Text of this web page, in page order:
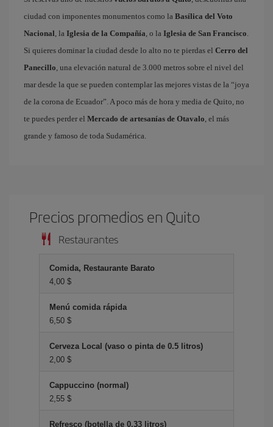
ciudad con imponentes monumentos como la Basílica del Voto
Nacional, la Iglesia de la Compañía, o la Iglesia de San Francisco.
Si quieres dominar la ciudad desde lo alto no te pierdas el Cerro del
Panecillo, una elevación natural de 3.000 metros sobre el nivel del
mar desde la que se pueden contemplar las mejores vistas de la “joya
de la corona de Ecuador”. A poco más de hora y media de Quito, no
te puedes perder el Mercado de artesanías de Otavalo, el más
grande y famoso de toda Sudamérica.
Precios promedios en Quito
Restaurantes
Comida, Restaurante Barato
4,00 $
Menú comida rápida
6,50 $
Cerveza Local (vaso o pinta de 0.5 litros)
2,00 $
Cappuccino (normal)
2,55 $
Refresco (botella de 0.33 litros)